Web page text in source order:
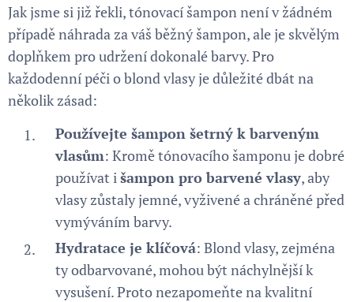
Jak jsme si již řekli, tónovací šampon není v žádném
případě náhrada za váš běžný šampon, ale je skvělým
doplňkem pro udržení dokonalé barvy. Pro
každodenní péči o blond vlasy je důležité dbát na
několik zásad:
Používejte šampon šetrný k barveným
vlasům: Kromě tónovacího šamponu je dobré
používat išampon pro barvené vlasy, aby
vlasy zůstaly jemné, vyživené a chráněné před
vymýváním barvy.
Hydratace je klíčová: Blond vlasy, zejména
ty odbarvované, mohou být náchylnější k
vysušení. Proto nezapomeňte na kvalitní